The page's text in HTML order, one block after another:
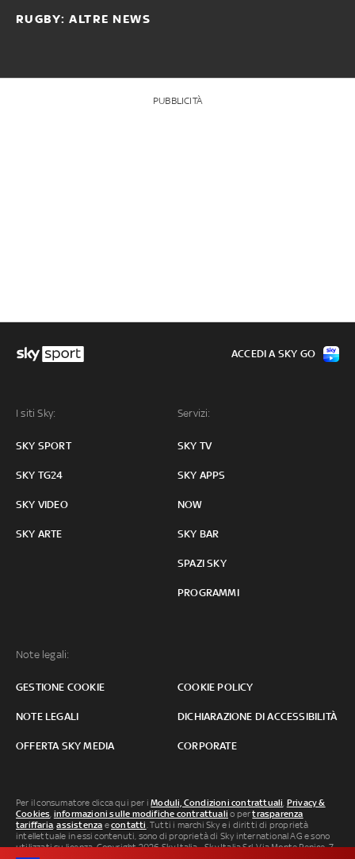
RUGBY: ALTRE NEWS
PUBBLICITÀ
I siti Sky:
SKY SPORT
SKY TG24
SKY VIDEO
SKY ARTE
Servizi:
SKY TV
SKY APPS
NOW
SKY BAR
SPAZI SKY
PROGRAMMI
Note legali:
GESTIONE COOKIE COOKIE POLICY
NOTE LEGALI DICHIARAZIONE DI ACCESSIBILITÀ
OFFERTA SKY MEDIA CORPORATE
ACCEDI A SKY GO
Per il consumatore clicca qui per iModuli, Condizioni contrattuali, Privacy &
Cookies, informazioni sulle modifiche contrattuali o pertrasparenza
tariffaria,assistenza econtatti. Tutti i marchi Sky e i diritti di proprietà
intellettuale in essi contenuti, sono di proprietà di Sky international AG e sono
utilizzati su licenza. Copyright 2026 Sky Italia - Sky Italia Srl Via Monte Penice, 7 -